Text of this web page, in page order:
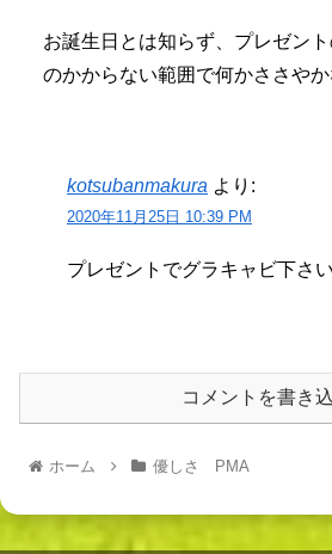
お誕生日とは知らず、プレゼン
のかからない範囲で何かささや
kotsubanmakura より:
2020年11月25日 10:39 PM
プレゼントでグラキャビ下さい
コメントを書き
ホーム 優しさ PMA